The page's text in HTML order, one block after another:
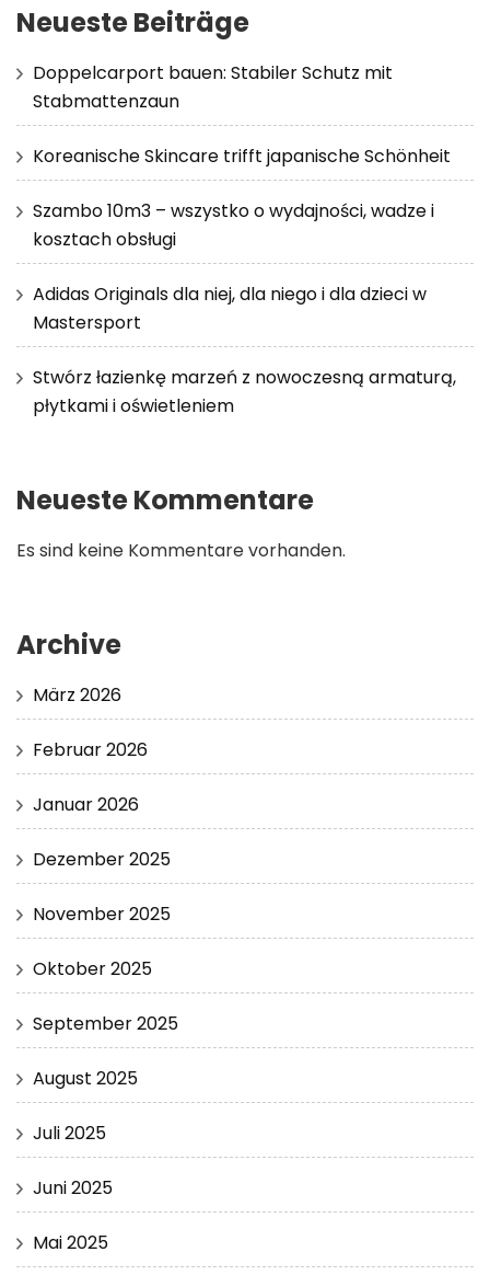
Neueste Beiträge
Doppelcarport bauen: Stabiler Schutz mit
Stabmattenzaun
Koreanische Skincare trifft japanische Schönheit
Szambo 10m3 – wszystko o wydajności, wadze i
kosztach obsługi
Adidas Originals dla niej, dla niego i dla dzieci w
Mastersport
Stwórz łazienkę marzeń z nowoczesną armaturą,
płytkami i oświetleniem
Neueste Kommentare
Es sind keine Kommentare vorhanden.
Archive
März 2026
Februar 2026
Januar 2026
Dezember 2025
November 2025
Oktober 2025
September 2025
August 2025
Juli 2025
Juni 2025
Mai 2025